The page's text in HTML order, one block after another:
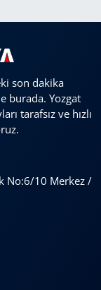
son dakika
burada. Yozgat
tarafsız ve hızlı
No:6/10 Merkez /